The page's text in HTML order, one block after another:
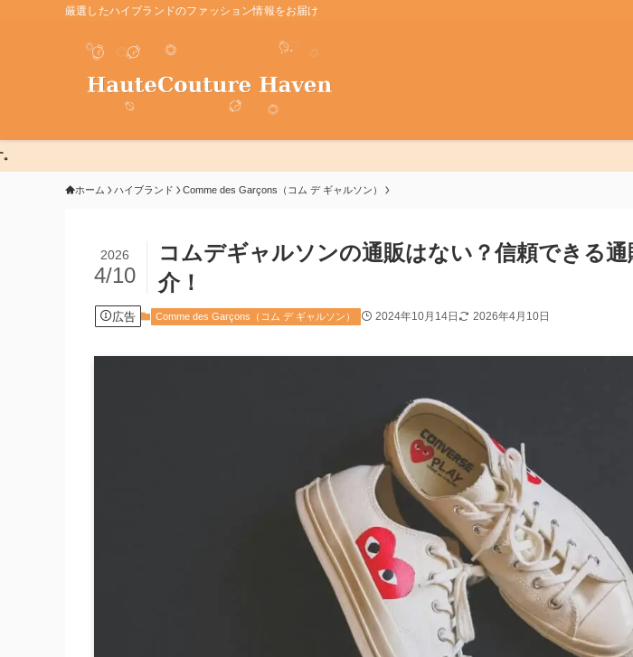
厳選したハイブランドのファッション情報をお届け
ホーム ハイブランド Comme des Garçons（コム デ ギャルソン）
コムデギャルソンの通販はない？信頼できる
介！
2026
4/10
広告 Comme des Garçons（コム デ ギャルソン） 2024年10月14日 2026年4月10日